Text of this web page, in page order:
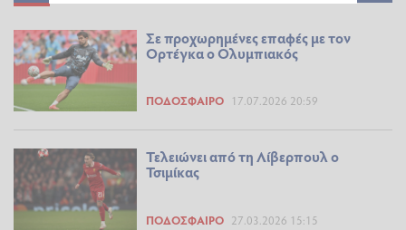
Σε προχωρημένες επαφές με τον
Ορτέγκα ο Ολυμπιακός
ΠΟΔΌΣΦΑΙΡΟ 17.07.2026 20:59
Τελειώνει από τη Λίβερπουλ ο
Τσιμίκας
ΠΟΔΌΣΦΑΙΡΟ 27.03.2026 15:15